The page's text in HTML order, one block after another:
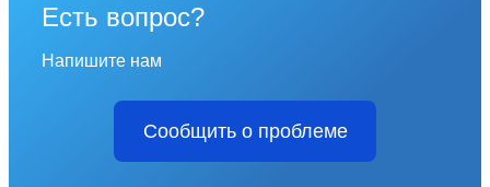
Есть вопрос?
Напишите нам
Сообщить о проблеме